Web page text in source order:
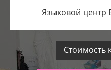
Языковой центр
Стоимость